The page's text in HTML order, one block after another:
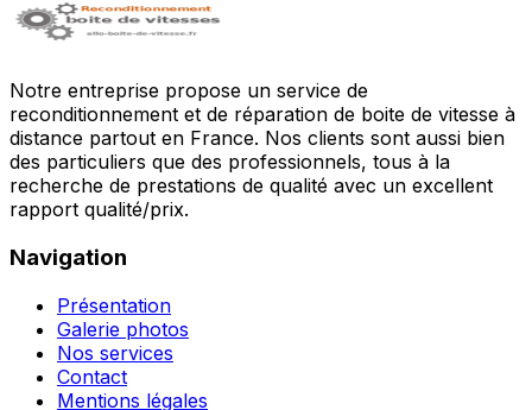
Notre entreprise propose un service de
reconditionnement et de réparation de boite de vitesse à
distance partout en France. Nos clients sont aussi bien
des particuliers que des professionnels, tous à la
recherche de prestations de qualité avec un excellent
rapport qualité/prix.
Navigation
Présentation
Galerie photos
Nos services
Contact
Mentions légales